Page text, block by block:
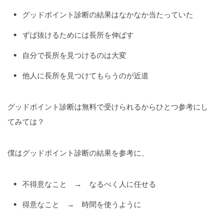
グッドポイント診断の結果はなかなか当たっていた
ずば抜けるためには長所を伸ばす
自分で長所を見つけるのは大変
他人に長所を見つけてもらうのが近道
グッドポイント診断は無料で受けられるからひとつ参考にし
てみては？
僕はグッドポイント診断の結果を参考に、
不得意なこと → なるべく人に任せる
得意なこと → 時間を使うように